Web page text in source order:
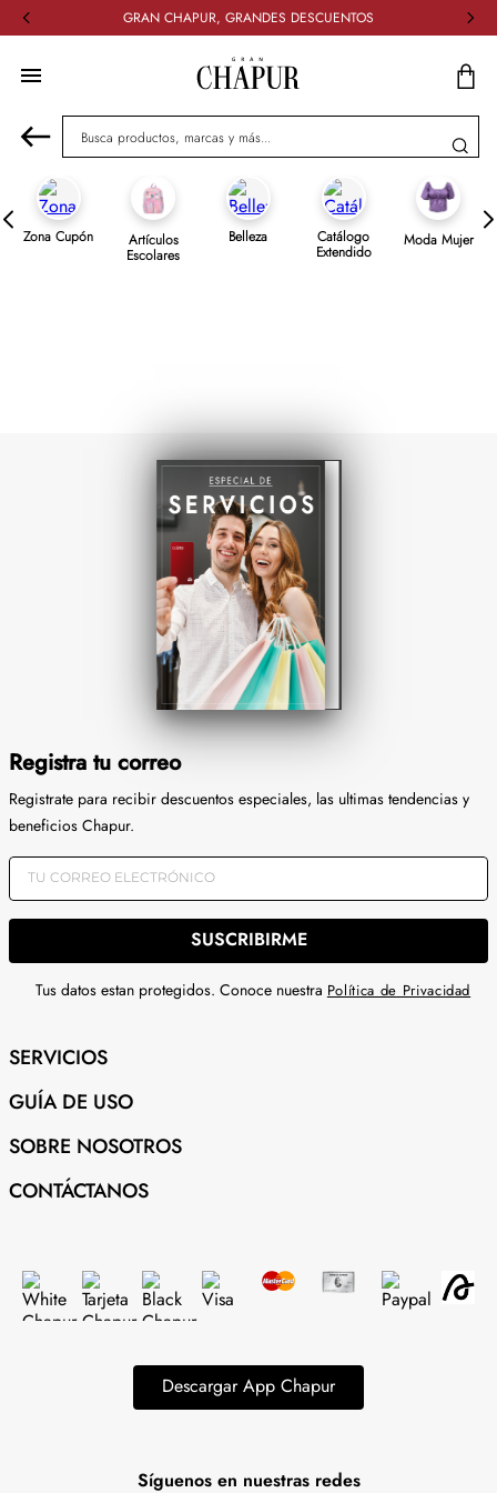
GRAN CHAPUR, GRANDES DESCUENTOS
Busca productos, marcas y más...
Zona Cupón Artículos
Escolares
Belleza Catálogo
Extendido
Moda Mujer
Registra tu correo
Registrate para recibir descuentos especiales, las ultimas tendencias y
beneficios Chapur.
SUSCRIBIRME
Tus datos estan protegidos. Conoce nuestra Política de Privacidad
SERVICIOS
GUÍA DE USO
SOBRE NOSOTROS
CONTÁCTANOS
Descargar App Chapur
Síguenos en nuestras redes